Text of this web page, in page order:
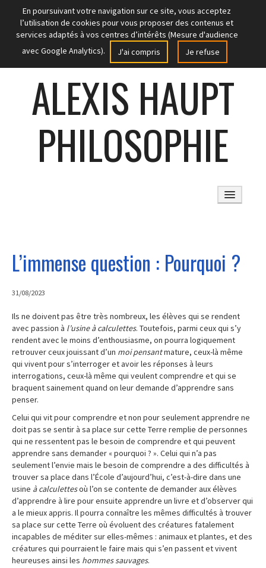
En poursuivant votre navigation sur ce site, vous acceptez
l’utilisation de cookies pour vous proposer des contenus et
services adaptés à vos centres d’intérêts (Mesure d'audience
avec Google Analytics).
J'ai compris Je refuse
ALEXIS HAUPT
PHILOSOPHIE
ARTICLES
CITATIONS
MES LIVRES
CONTACT
A PROPOS
L’immense question : Pourquoi ?
31/08/2023
Ils ne doivent pas être très nombreux, les élèves qui se rendent
avec passion à l’usine à calculettes. Toutefois, parmi ceux qui s’y
rendent avec le moins d’enthousiasme, on pourra logiquement
retrouver ceux jouissant d’un moi pensantmature, ceux-là même
qui vivent pour s’interroger et avoir les réponses à leurs
interrogations, ceux-là même qui veulent comprendre et qui se
braquent sainement quand on leur demande d’apprendre sans
penser.
Celui qui vit pour comprendre et non pour seulement apprendre ne
doit pas se sentir à sa place sur cette Terre remplie de personnes
qui ne ressentent pas le besoin de comprendre et qui peuvent
apprendre sans demander « pourquoi ? ». Celui qui n’a pas
seulement l’envie mais le besoin de comprendre a des difficultés à
trouver sa place dans l’École d’aujourd’hui, c’est-à-dire dans une
usine à calculettesoù l’on se contente de demander aux élèves
d’apprendre à lire pour ensuite apprendre un livre et d’observer qui
a le mieux appris. Il pourra connaître les mêmes difficultés à trouver
sa place sur cette Terre où évoluent des créatures fatalement
incapables de méditer sur elles-mêmes : animaux et plantes, et des
créatures qui pourraient le faire mais qui s’en passent et vivent
heureuses ainsi les hommes sauvages.